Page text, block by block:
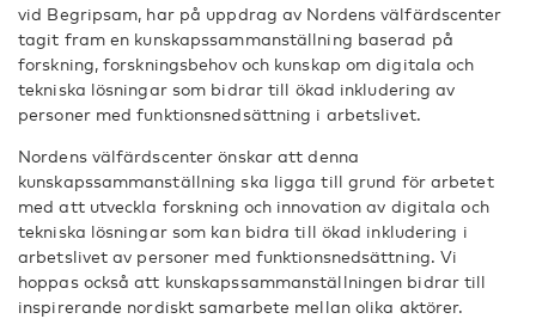
vid Begripsam, har på uppdrag av Nordens välfärdscenter
tagit fram en kunskapssammanställning baserad på
forskning, forskningsbehov och kunskap om digitala och
tekniska lösningar som bidrar till ökad inkludering av
personer med funktionsnedsättning i arbetslivet.
Nordens välfärdscenter önskar att denna
kunskapssammanställning ska ligga till grund för arbetet
med att utveckla forskning och innovation av digitala och
tekniska lösningar som kan bidra till ökad inkludering i
arbetslivet av personer med funktionsnedsättning. Vi
hoppas också att kunskapssammanställningen bidrar till
inspirerande nordiskt samarbete mellan olika aktörer.